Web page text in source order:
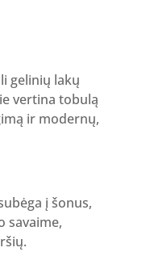
gelinių lakų
vertina tobulą
ir modernų,
į šonus,
savaime,